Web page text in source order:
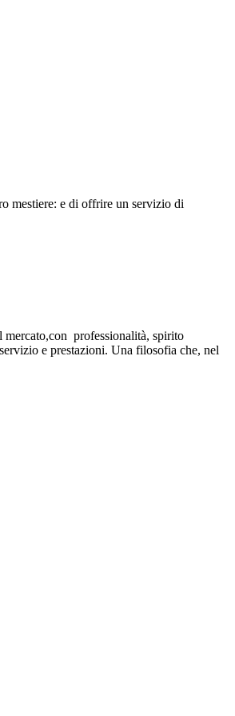
mestiere: e di offrire un servizio di
mercato,con professionalità, spirito
e prestazioni. Una filosofia che, nel